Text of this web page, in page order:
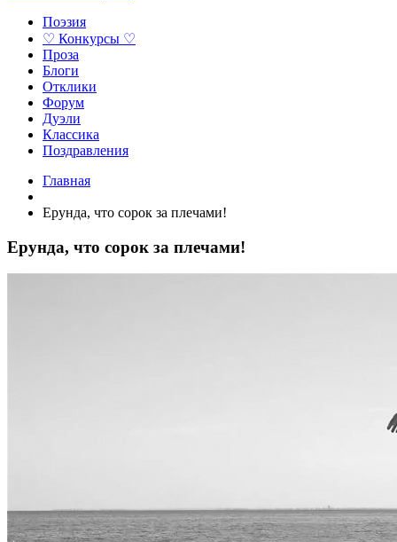
Поэзия
♡ Конкурсы ♡
Проза
Блоги
Отклики
Форум
Дуэли
Классика
Поздравления
Главная
Ерунда, что сорок за плечами!
Ерунда, что сорок за плечами!